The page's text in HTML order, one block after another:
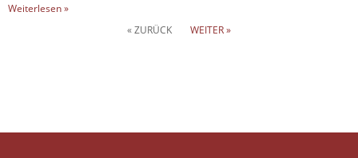
Weiterlesen »
« ZURÜCK
WEITER »